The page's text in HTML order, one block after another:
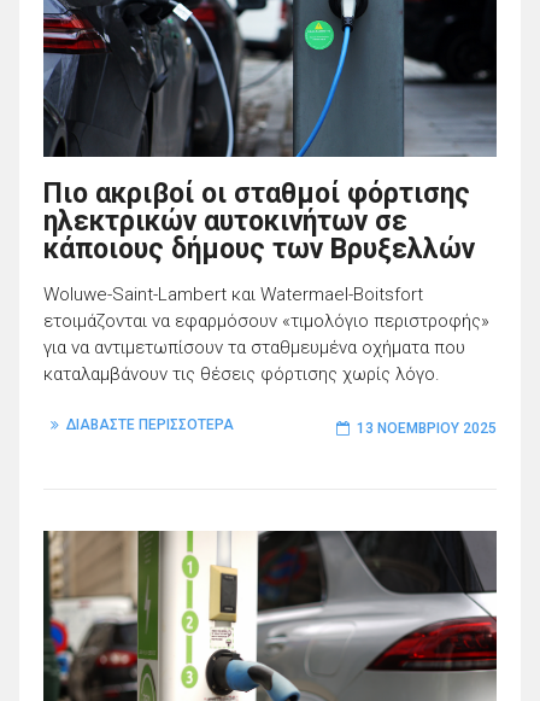
Πιο ακριβοί οι σταθμοί φόρτισης
ηλεκτρικών αυτοκινήτων σε
κάποιους δήμους των Βρυξελλών
Woluwe-Saint-Lambert και Watermael-Boitsfort
ετοιμάζονται να εφαρμόσουν «τιμολόγιο περιστροφής»
για να αντιμετωπίσουν τα σταθμευμένα οχήματα που
καταλαμβάνουν τις θέσεις φόρτισης χωρίς λόγο.
ΔΙΑΒΑΣΤΕ ΠΕΡΙΣΣΟΤΕΡΑ 13 ΝΟΕΜΒΡΊΟΥ 2025